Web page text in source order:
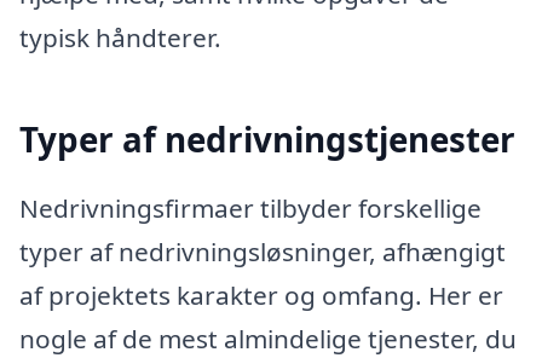
typisk håndterer.
Typer af nedrivningstjenester
Nedrivningsfirmaer tilbyder forskellige
typer af nedrivningsløsninger, afhængigt
af projektets karakter og omfang. Her er
nogle af de mest almindelige tjenester, du